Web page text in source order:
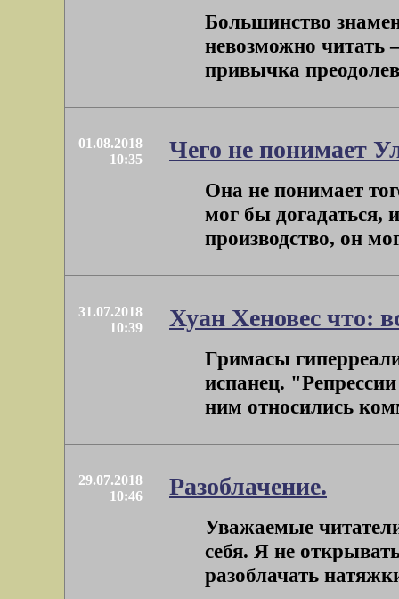
Большинство
невозможно читать
привычка
01.08.2018
10:35
Чего не понимает
Она не понимает
мог бы догадаться,
производство, он
31.07.2018
10:39
Хуан Хеновес что:
Гримасы
испанец.
ним относились
29.07.2018
10:46
Разоблачение.
Уважаемые
себя. Я не
разоблачать